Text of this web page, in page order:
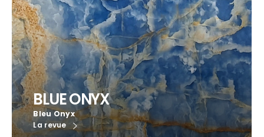
BLUE ONYX
Bleu Onyx
La revue